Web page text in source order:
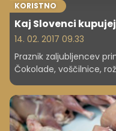
KORISTNO
Kaj Slovenci
14. 02. 2017 09.33
Praznik zaljubljencev
Čokolade, voščilnice,
potrošniki kupujejo za
trendi po svetu?